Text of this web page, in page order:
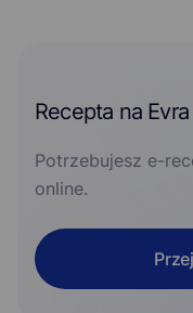
Recepta na
Potrzebujesz e-
online.